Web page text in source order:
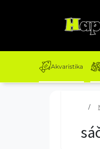
Akvaristika
/